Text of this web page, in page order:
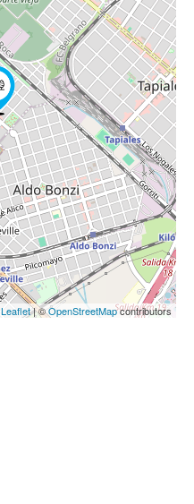
Leaflet| ©OpenStreetMapcontributors